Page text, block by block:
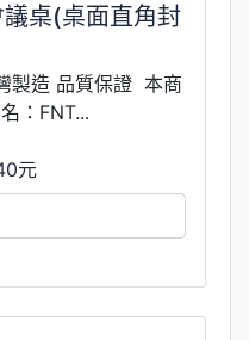
桌(桌面直角封
造 品質保證 本商
：FNT...
元